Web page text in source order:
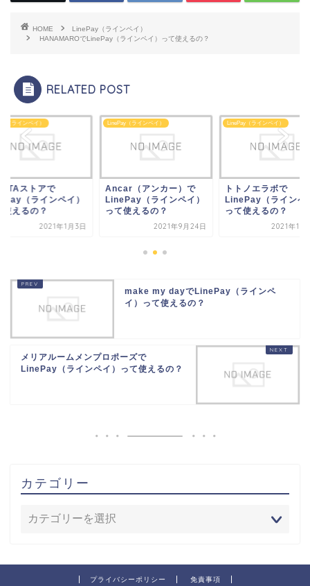
HOME
LinePay（ラインペイ）
HANAMAROでLinePay（ラインペイ）って使えるの？
RELATED POST
（ラインペイ）
（アンカー）で
（ラインペイ）
使えるの？
2021年9月24日
LinePay（ラインペイ）
トトノエラボで
LinePay（ラインペイ）
って使えるの？
2021年12月11日
LinePay（ラインペイ）
G DATAストアで
LinePay（ラインペ
って使えるの？
2021年1
make my dayでLinePay（ラインペ
イ）って使えるの？
メリアルームメンプロポーズで
LinePay（ラインペイ）って使えるの？
カテゴリー
プライバシーポリシー 免責事項